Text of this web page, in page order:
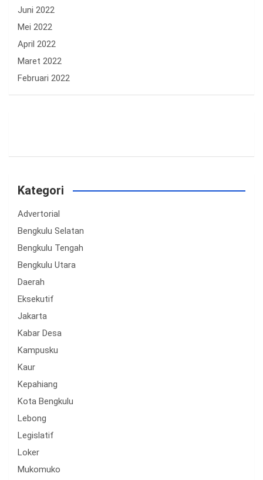
Juni 2022
Mei 2022
April 2022
Maret 2022
Februari 2022
Kategori
Advertorial
Bengkulu Selatan
Bengkulu Tengah
Bengkulu Utara
Daerah
Eksekutif
Jakarta
Kabar Desa
Kampusku
Kaur
Kepahiang
Kota Bengkulu
Lebong
Legislatif
Loker
Mukomuko